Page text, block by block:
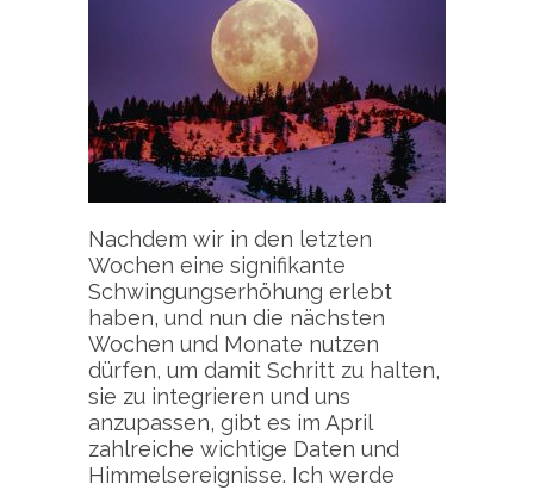
Nachdem wir in den letzten
Wochen eine signifikante
Schwingungserhöhung erlebt
haben, und nun die nächsten
Wochen und Monate nutzen
dürfen, um damit Schritt zu halten,
sie zu integrieren und uns
anzupassen, gibt es im April
zahlreiche wichtige Daten und
Himmelsereignisse. Ich werde